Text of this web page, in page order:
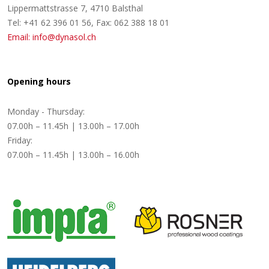
Lippermattstrasse 7, 4710 Balsthal
Tel: +41 62 396 01 56, Fax: 062 388 18 01
Email: info@dynasol.ch
Opening hours
Monday - Thursday:
07.00h – 11.45h | 13.00h – 17.00h
Friday:
07.00h – 11.45h | 13.00h – 16.00h